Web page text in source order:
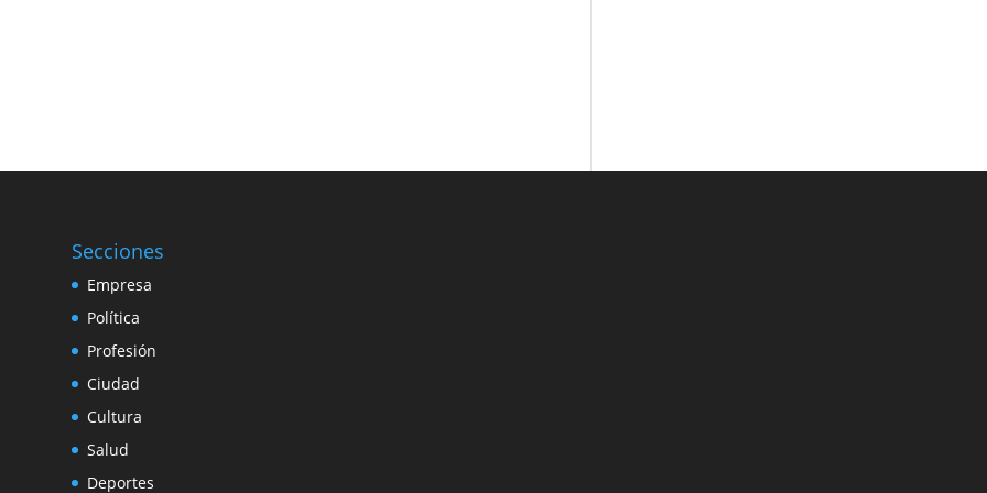
Secciones
Empresa
Política
Profesión
Ciudad
Cultura
Salud
Deportes